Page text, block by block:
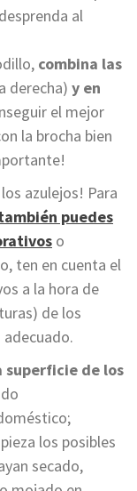
al
combina las
derecha) y en
el mejor
la brocha bien
azulejos! Para
puedes
o
ten en cuenta el
a la hora de
de los
superficie de los
los posibles
secado,